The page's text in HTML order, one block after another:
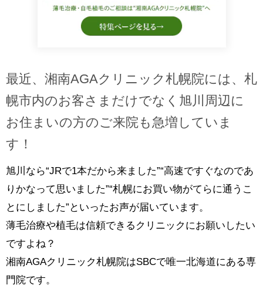
最近、湘南AGAクリニック札幌院には、札
幌市内のお客さまだけでなく旭川周辺に
お住まいの方のご来院も急増していま
す！
旭川なら“JRで1本だから来ました”“高速ですぐなのであ
りかなって思いました”“札幌にお買い物がてらに通うこ
とにしました”といったお声が届いています。
薄毛治療や植毛は信頼できるクリニックにお願いしたい
ですよね？
湘南AGAクリニック札幌院はSBCで唯一北海道にある専
門院です。